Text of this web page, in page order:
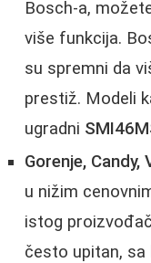
Bosch-a,
više funkcija.
su spremni da
prestiž. Modeli
ugradni
Gorenje, Candy,
u nižim
istog
često upitan, sa